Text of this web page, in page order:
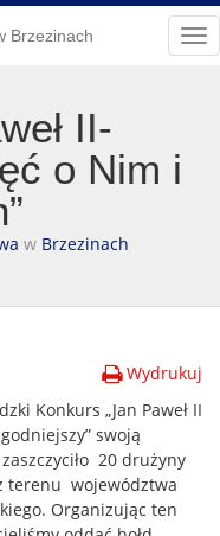
Brzezinach
II-
o Nim i
w Brzezinach
Wydrukuj
Konkurs „Jan Paweł II
swoją
20 drużyny
terenu województwa
Organizując ten